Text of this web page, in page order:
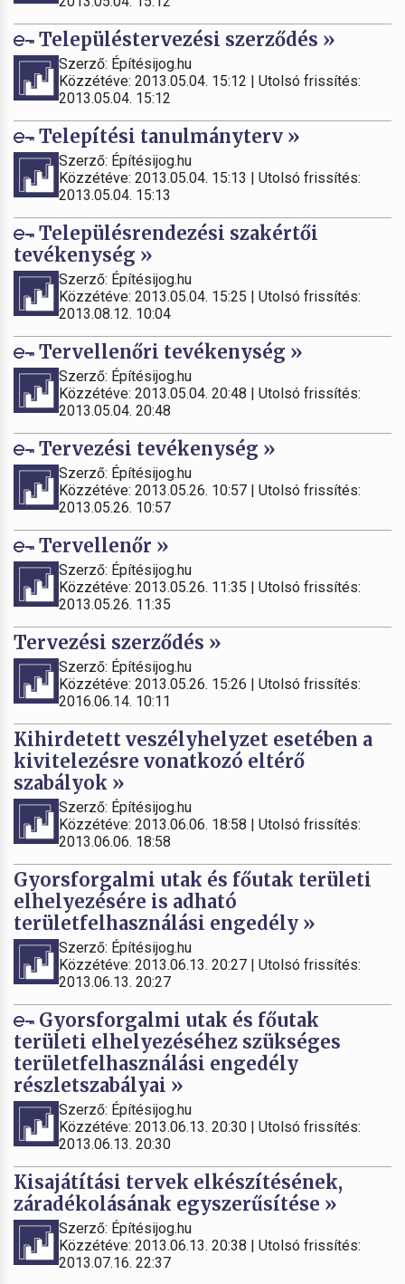
Településtervezési szerződés »
Szerző: Építésijog.hu
Közzétéve: 2013.05.04. 15:12 | Utolsó frissítés:
2013.05.04. 15:12
Telepítési tanulmányterv »
Szerző: Építésijog.hu
Közzétéve: 2013.05.04. 15:13 | Utolsó frissítés:
2013.05.04. 15:13
Településrendezési szakértői
tevékenység »
Szerző: Építésijog.hu
Közzétéve: 2013.05.04. 15:25 | Utolsó frissítés:
2013.08.12. 10:04
Tervellenőri tevékenység »
Szerző: Építésijog.hu
Közzétéve: 2013.05.04. 20:48 | Utolsó frissítés:
2013.05.04. 20:48
Tervezési tevékenység »
Szerző: Építésijog.hu
Közzétéve: 2013.05.26. 10:57 | Utolsó frissítés:
2013.05.26. 10:57
Tervellenőr »
Szerző: Építésijog.hu
Közzétéve: 2013.05.26. 11:35 | Utolsó frissítés:
2013.05.26. 11:35
Tervezési szerződés »
Szerző: Építésijog.hu
Közzétéve: 2013.05.26. 15:26 | Utolsó frissítés:
2016.06.14. 10:11
Kihirdetett veszélyhelyzet esetében a
kivitelezésre vonatkozó eltérő
szabályok »
Szerző: Építésijog.hu
Közzétéve: 2013.06.06. 18:58 | Utolsó frissítés:
2013.06.06. 18:58
Gyorsforgalmi utak és főutak területi
elhelyezésére is adható
területfelhasználási engedély »
Szerző: Építésijog.hu
Közzétéve: 2013.06.13. 20:27 | Utolsó frissítés:
2013.06.13. 20:27
Gyorsforgalmi utak és főutak
területi elhelyezéséhez szükséges
területfelhasználási engedély
részletszabályai »
Szerző: Építésijog.hu
Közzétéve: 2013.06.13. 20:30 | Utolsó frissítés:
2013.06.13. 20:30
Kisajátítási tervek elkészítésének,
záradékolásának egyszerűsítése »
Szerző: Építésijog.hu
Közzétéve: 2013.06.13. 20:38 | Utolsó frissítés:
2013.07.16. 22:37